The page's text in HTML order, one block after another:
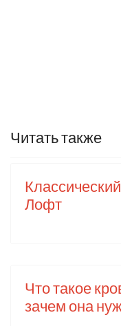
Читать также
Лофт
Что такое
зачем она